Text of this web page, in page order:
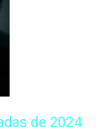
de 2024